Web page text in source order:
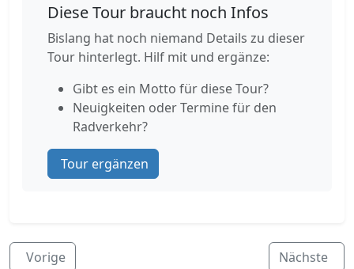
Diese Tour braucht noch Infos
Bislang hat noch niemand Details zu dieser
Tour hinterlegt. Hilf mit und ergänze:
Gibt es ein Motto für diese Tour?
Neuigkeiten oder Termine für den
Radverkehr?
Tour ergänzen
Vorige Nächste